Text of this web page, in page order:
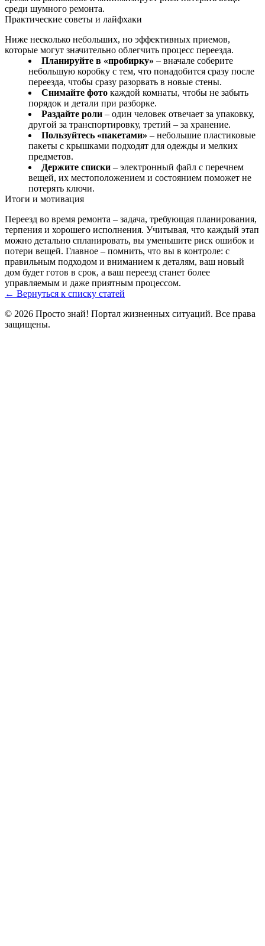
среди шумного ремонта.
Практические советы и лайфхаки
Ниже несколько небольших, но эффективных приемов,
которые могут значительно облегчить процесс переезда.
Планируйте в «пробирку» – вначале соберите
небольшую коробку с тем, что понадобится сразу после
переезда, чтобы сразу разорвать в новые стены.
Снимайте фото каждой комнаты, чтобы не забыть
порядок и детали при разборке.
Раздайте роли – один человек отвечает за упаковку,
другой за транспортировку, третий – за хранение.
Пользуйтесь «пакетами» – небольшие пластиковые
пакеты с крышками подходят для одежды и мелких
предметов.
Держите списки – электронный файл с перечнем
вещей, их местоположением и состоянием поможет не
потерять ключи.
Итоги и мотивация
Переезд во время ремонта – задача, требующая планирования,
терпения и хорошего исполнения. Учитывая, что каждый этап
можно детально спланировать, вы уменьшите риск ошибок и
потери вещей. Главное – помнить, что вы в контроле: с
правильным подходом и вниманием к деталям, ваш новый
дом будет готов в срок, а ваш переезд станет более
управляемым и даже приятным процессом.
← Вернуться к списку статей
© 2026 Просто знай! Портал жизненных ситуаций. Все права
защищены.